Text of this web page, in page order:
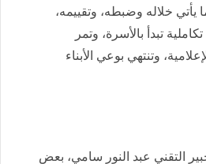
يأتي خلاله وضبطه، وتقييمه،
تبدأ بالأسرة، وتمر
وتنتهي بوعي الأبناء
التقني عبد النور سامي، بعض